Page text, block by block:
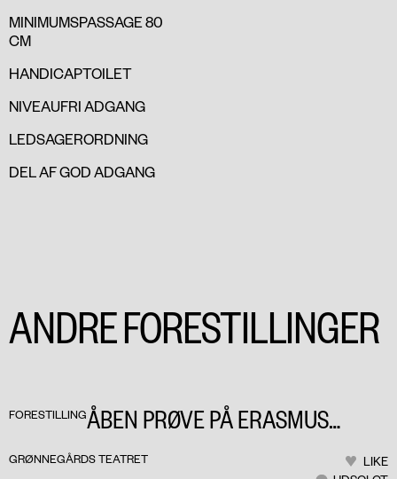
MINIMUMSPASSAGE 80
CM
HANDICAPTOILET
NIVEAUFRI ADGANG
LEDSAGERORDNING
DEL AF GOD ADGANG
ANDRE FORESTILLINGER
FORESTILLINGÅBEN PRØVE PÅ ERASMUS
MONTANUS
GRØNNEGÅRDS TEATRET
LIKE